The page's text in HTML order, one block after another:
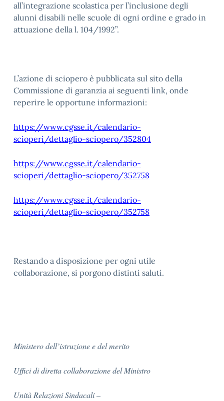
all’integrazione scolastica per l’inclusione degli
alunni disabili nelle scuole di ogni ordine e grado in
attuazione della l. 104/1992”.
L’azione di sciopero è pubblicata sul sito della
Commissione di garanzia ai seguenti link, onde
reperire le opportune informazioni:
https://www.cgsse.it/calendario-
scioperi/dettaglio-sciopero/352804
https://www.cgsse.it/calendario-
scioperi/dettaglio-sciopero/352758
https://www.cgsse.it/calendario-
scioperi/dettaglio-sciopero/352758
Restando a disposizione per ogni utile
collaborazione, si porgono distinti saluti.
Ministero dell’istruzione e del merito
Uffici di diretta collaborazione del Ministro
Unità Relazioni Sindacali –